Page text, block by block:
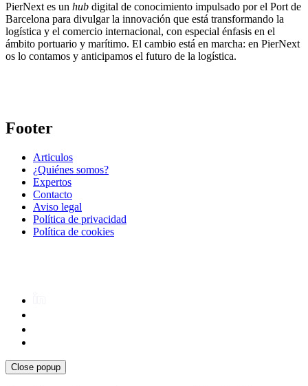
PierNext es un hub digital de conocimiento impulsado por el Port de
Barcelona para divulgar la innovación que está transformando la
logística y el comercio internacional, con especial énfasis en el
ámbito portuario y marítimo. El cambio está en marcha: en PierNext
os lo contamos y anticipamos el futuro de la logística.
Footer
Articulos
¿Quiénes somos?
Expertos
Contacto
Aviso legal
Política de privacidad
Política de cookies
Close popup